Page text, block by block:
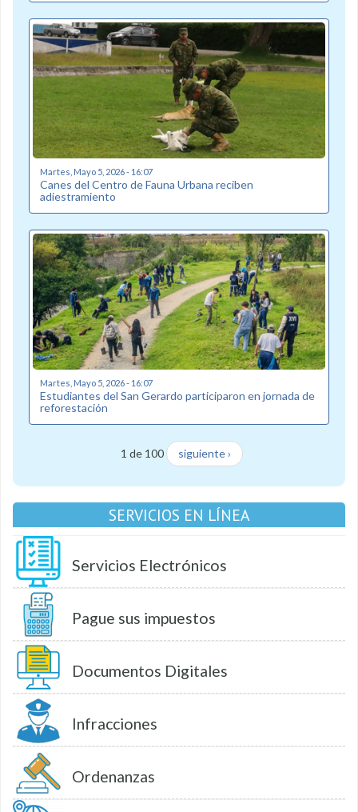
Martes, Mayo 5, 2026 - 16:07
Canes del Centro de Fauna Urbana reciben
adiestramiento
Martes, Mayo 5, 2026 - 16:07
Estudiantes del San Gerardo participaron en jornada de
reforestación
1 de 100 siguiente ›
SERVICIOS EN LÍNEA
Servicios Electrónicos
Pague sus impuestos
Documentos Digitales
Infracciones
Ordenanzas